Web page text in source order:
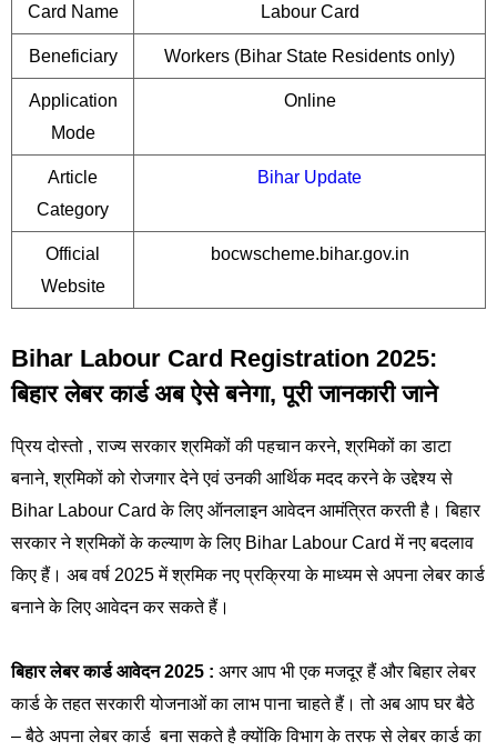
Card Name Labour Card
Beneficiary Workers (Bihar State Residents only)
Application
Mode
Online
Article
Category
Bihar Update
Official
Website
bocwscheme.bihar.gov.in
Bihar Labour Card Registration 2025:
बिहार लेबर कार्ड अब ऐसे बनेगा, पूरी जानकारी जाने
प्रिय दोस्तो , राज्य सरकार श्रमिकों की पहचान करने, श्रमिकों का डाटा
बनाने, श्रमिकों को रोजगार देने एवं उनकी आर्थिक मदद करने के उद्देश्य से
Bihar Labour Card के लिए ऑनलाइन आवेदन आमंत्रित करती है। बिहार
सरकार ने श्रमिकों के कल्याण के लिए Bihar Labour Card में नए बदलाव
किए हैं। अब वर्ष 2025 में श्रमिक नए प्रक्रिया के माध्यम से अपना लेबर कार्ड
बनाने के लिए आवेदन कर सकते हैं।
बिहार लेबर कार्ड आवेदन 2025 : अगर आप भी एक मजदूर हैं और बिहार लेबर
कार्ड के तहत सरकारी योजनाओं का लाभ पाना चाहते हैं। तो अब आप घर बैठे
– बैठे अपना लेबर कार्ड बना सकते है क्योंकि विभाग के तरफ से लेबर कार्ड का